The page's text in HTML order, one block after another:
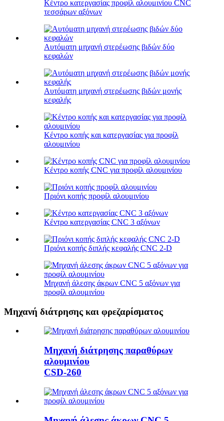
Κέντρο κατεργασίας προφίλ αλουμινίου CNC
τεσσάρων αξόνων
Αυτόματη μηχανή στερέωσης βιδών δύο
κεφαλών
Αυτόματη μηχανή στερέωσης βιδών μονής
κεφαλής
Κέντρο κοπής και κατεργασίας για προφίλ
αλουμινίου
Κέντρο κοπής CNC για προφίλ αλουμινίου
Πριόνι κοπής προφίλ αλουμινίου
Κέντρο κατεργασίας CNC 3 αξόνων
Πριόνι κοπής διπλής κεφαλής CNC 2-D
Μηχανή άλεσης άκρων CNC 5 αξόνων για
προφίλ αλουμινίου
Μηχανή διάτρησης και φρεζαρίσματος
Μηχανή διάτρησης παραθύρων
αλουμινίου
CSD-260